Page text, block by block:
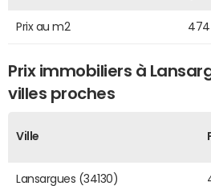
Prix au m2
Prix immobiliers à
villes proches
Ville
Lansargues (34130)